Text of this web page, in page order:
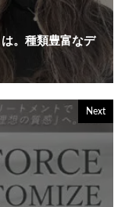
。種類豊富なデ
Next